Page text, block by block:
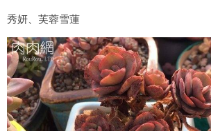
秀妍、芙蓉雪蓮